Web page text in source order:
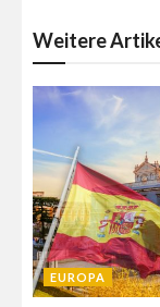
Weitere
EUROPA